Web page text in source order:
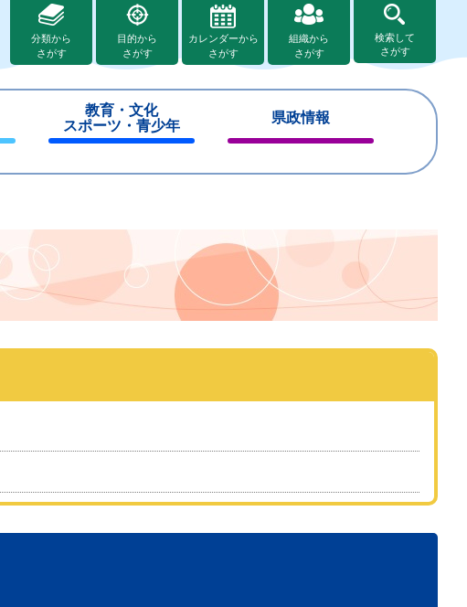
分類から
さがす
目的から
さがす
カレンダーから
さがす
組織から
さがす
検索して
さがす
教育・文化
スポーツ・青少年
じ
県政情報
じ